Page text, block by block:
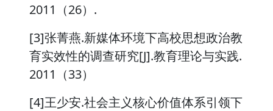
2011（26）.
[3]张菁燕.新媒体环境下高校思想政治教
育实效性的调查研究[J].教育理论与实践.
2011（33）
[4]王少安.社会主义核心价值体系引领下